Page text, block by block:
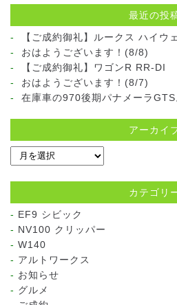
最近の投
【ご成約御礼】ルークス ハイウ
おはようございます！(8/8)
【ご成約御礼】ワゴンR RR-DI
おはようございます！(8/7)
在庫車の970後期パナメーラGTS
アーカイ
カテゴリ
EF9 シビック
NV100 クリッパー
W140
アルトワークス
お知らせ
グルメ